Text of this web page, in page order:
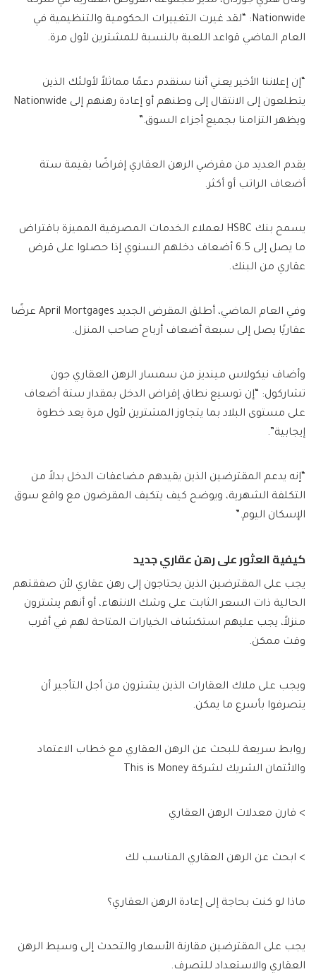
Nationwide: “لقد غيرت التغييرات الحكومية والتنظيمية في
العام الماضي قواعد اللعبة بالنسبة للمشترين لأول مرة.
“إن إعلاننا الأخير يعني أننا سنقدم دعمًا مماثلاً لأولئك الذين
يتطلعون إلى الانتقال إلى وطنهم أو إعادة رهنهم إلى Nationwide
ويظهر التزامنا بجميع أجزاء السوق.”
يقدم العديد من مقرضي الرهن العقاري إقراضًا بقيمة ستة
أضعاف الراتب أو أكثر.
يسمح بنك HSBC لعملاء الخدمات المصرفية المميزة باقتراض
ما يصل إلى 6.5 أضعاف دخلهم السنوي إذا حصلوا على قرض
عقاري من البنك.
وفي العام الماضي، أطلق المقرض الجديد April Mortgages عرضًا
عقاريًا يصل إلى سبعة أضعاف أرباح صاحب المنزل.
وأضاف نيكولاس مينديز من سمسار الرهن العقاري جون
تشاركول: “إن توسيع نطاق إقراض الدخل بمقدار ستة أضعاف
على مستوى البلاد بما يتجاوز المشترين لأول مرة يعد خطوة
إيجابية”.
“إنه يدعم المقترضين الذين يقيدهم مضاعفات الدخل بدلاً من
التكلفة الشهرية، ويوضح كيف يتكيف المقرضون مع واقع سوق
الإسكان اليوم.”
كيفية العثور على رهن عقاري جديد
يجب على المقترضين الذين يحتاجون إلى رهن عقاري لأن صفقتهم
الحالية ذات السعر الثابت على وشك الانتهاء، أو أنهم يشترون
منزلاً، يجب عليهم استكشاف الخيارات المتاحة لهم في أقرب
وقت ممكن.
ويجب على ملاك العقارات الذين يشترون من أجل التأجير أن
يتصرفوا بأسرع ما يمكن.
روابط سريعة للبحث عن الرهن العقاري مع خطاب الاعتماد
والائتمان الشريك لشركة This is Money
> قارن معدلات الرهن العقاري
> ابحث عن الرهن العقاري المناسب لك
ماذا لو كنت بحاجة إلى إعادة الرهن العقاري؟
يجب على المقترضين مقارنة الأسعار والتحدث إلى وسيط الرهن
العقاري والاستعداد للتصرف.